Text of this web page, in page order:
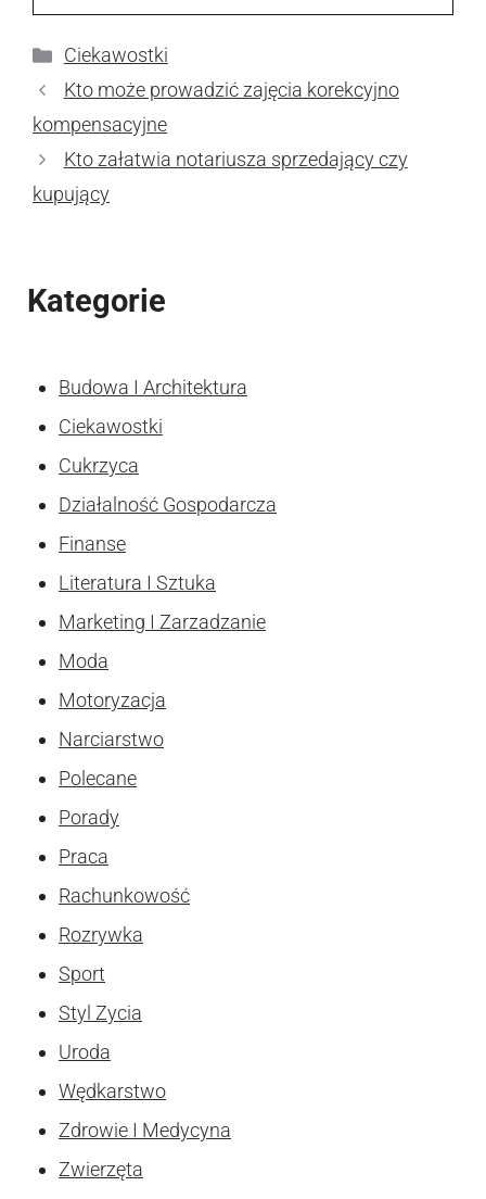
Kategorie
Ciekawostki
Kto może prowadzić zajęcia korekcyjno
kompensacyjne
Kto załatwia notariusza sprzedający czy
kupujący
Kategorie
Budowa I Architektura
Ciekawostki
Cukrzyca
Działalność Gospodarcza
Finanse
Literatura I Sztuka
Marketing I Zarzadzanie
Moda
Motoryzacja
Narciarstwo
Polecane
Porady
Praca
Rachunkowość
Rozrywka
Sport
Styl Zycia
Uroda
Wędkarstwo
Zdrowie I Medycyna
Zwierzęta